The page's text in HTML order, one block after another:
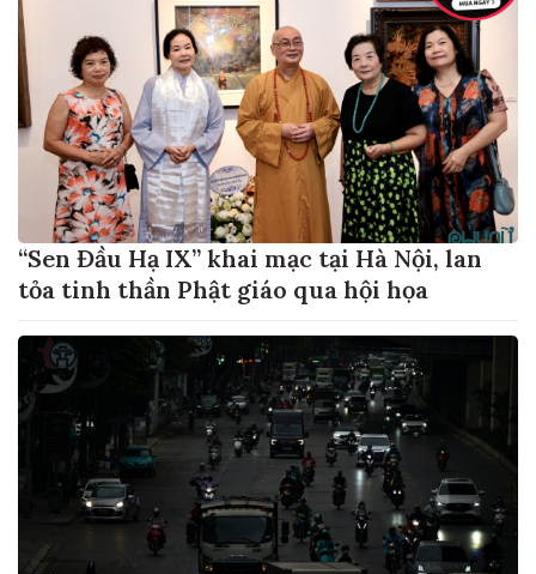
“Sen Đầu Hạ IX” khai mạc tại Hà Nội, lan
tỏa tinh thần Phật giáo qua hội họa